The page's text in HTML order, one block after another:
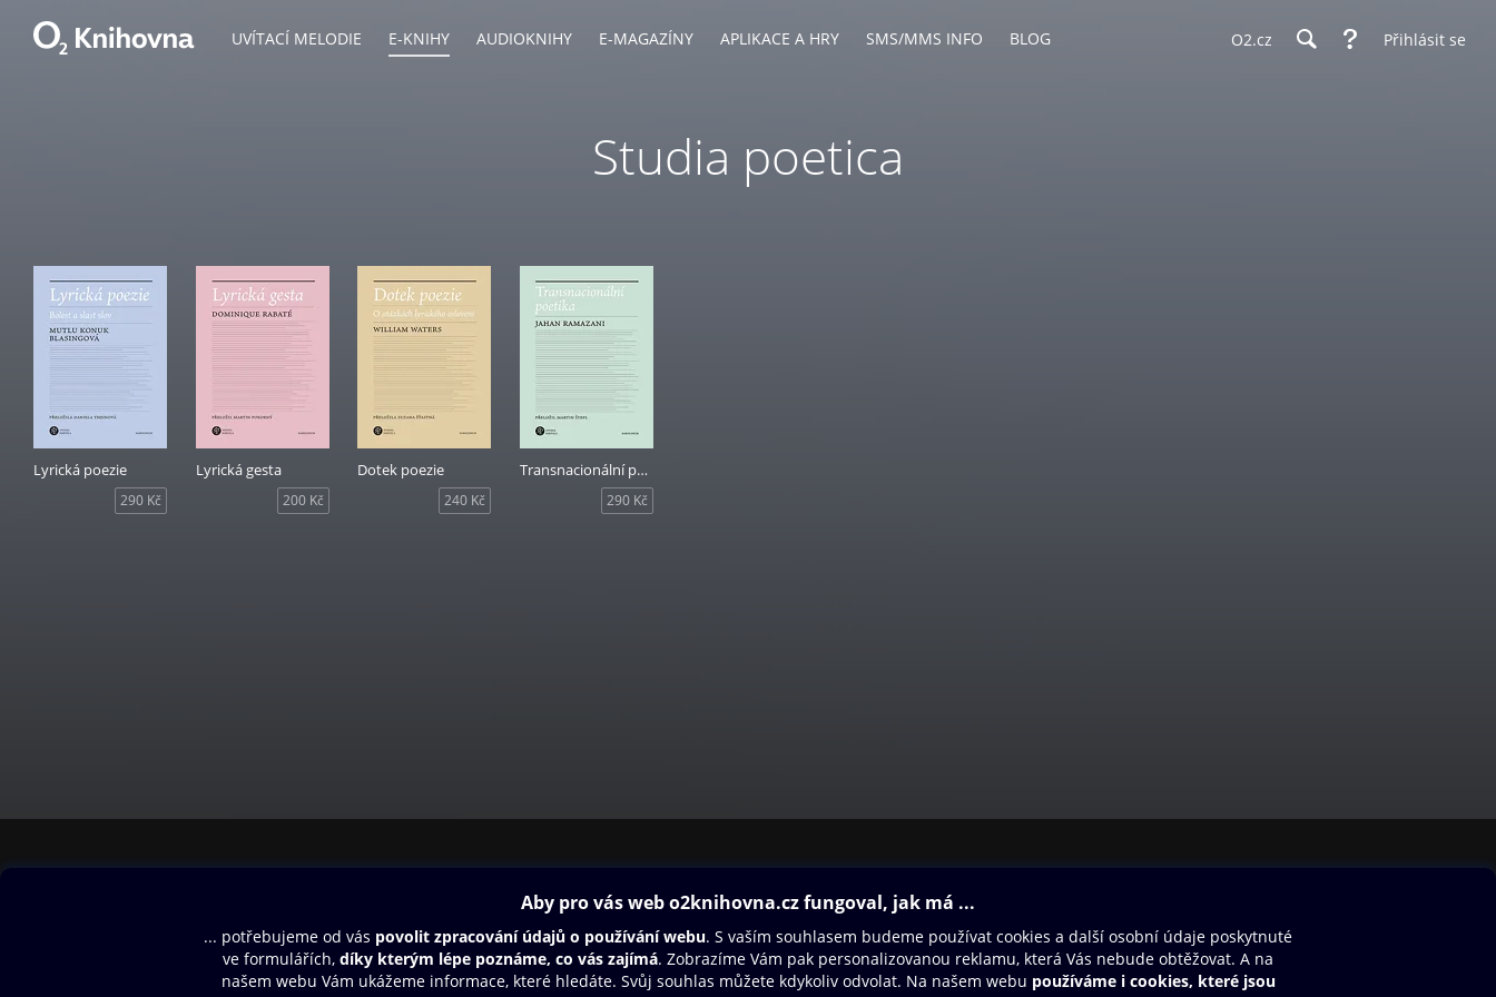
UVÍTACÍ MELODIE E-KNIHY AUDIOKNIHY E-MAGAZÍNY APLIKACE A HRY SMS/MMS INFO BLOG O2.cz Přihlásit se
Studia poetica
Lyrická poezie
290 Kč
Lyrická gesta
200 Kč
Dotek poezie
240 Kč
Transnacionální poetika
290 Kč
Aplikace a hry
SMS/MMS Info
Blog
Dárkový poukaz
Nápověda
Oneplay Originály
Sport